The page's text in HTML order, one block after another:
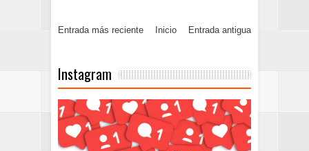
Entrada más reciente Entrada antigua
Inicio
Instagram